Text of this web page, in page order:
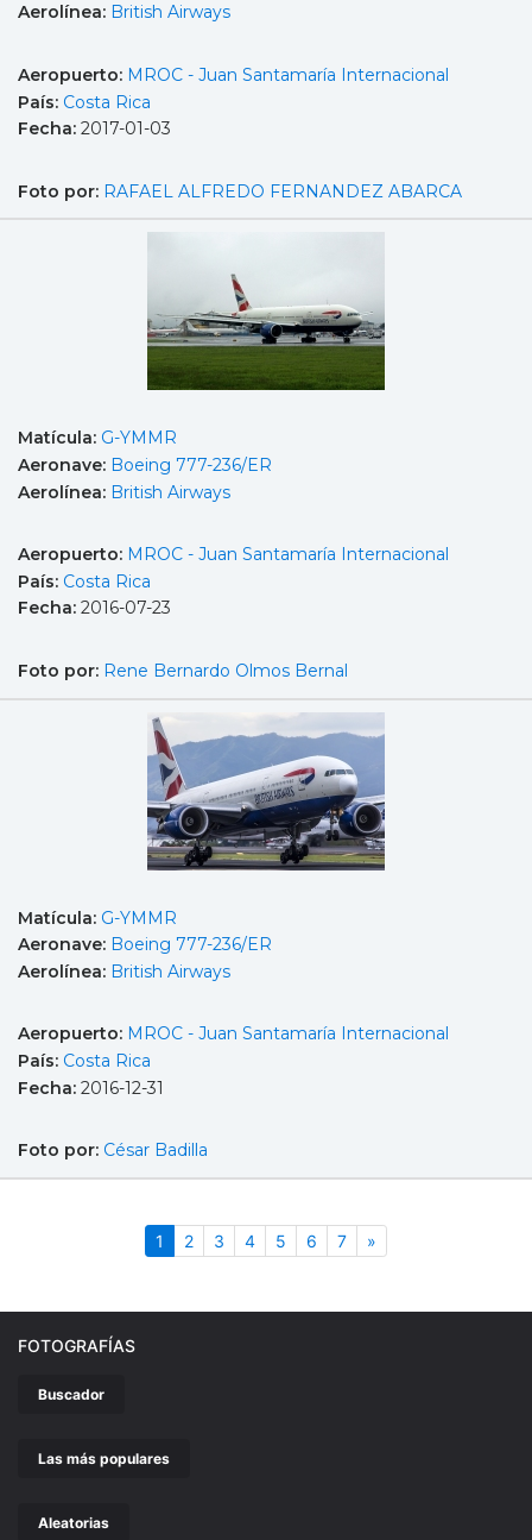
Aerolínea: British Airways
Aeropuerto: MROC - Juan Santamaría Internacional
País: Costa Rica
Fecha: 2017-01-03
Foto por: RAFAEL ALFREDO FERNANDEZ ABARCA
Matícula: G-YMMR
Aeronave: Boeing 777-236/ER
Aerolínea: British Airways
Aeropuerto: MROC - Juan Santamaría Internacional
País: Costa Rica
Fecha: 2016-07-23
Foto por: Rene Bernardo Olmos Bernal
Matícula: G-YMMR
Aeronave: Boeing 777-236/ER
Aerolínea: British Airways
Aeropuerto: MROC - Juan Santamaría Internacional
País: Costa Rica
Fecha: 2016-12-31
Foto por: César Badilla
1 (actual)
2 3 4 5 6 7 »
FOTOGRAFÍAS
Buscador
Las más populares
Aleatorias